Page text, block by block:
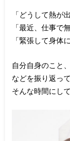
「どうして熱が
「最近、仕事で
「緊張して身体
自分自身のこと
などを振り返って
そんな時間にし